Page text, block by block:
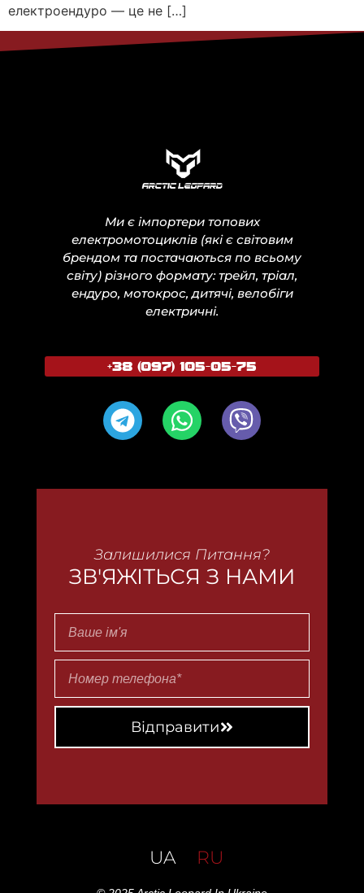
електроендуро — це не […]
Ми є імпортери топових
електромотоциклів (які є світовим
брендом та постачаються по всьому
світу) різного формату: трейл, тріал,
ендуро, мотокрос, дитячі, велобіги
електричні.
+38 (097) 105-05-75
Залишилися Питання?
ЗВ'ЯЖІТЬСЯ З НАМИ
Відправити
UA RU